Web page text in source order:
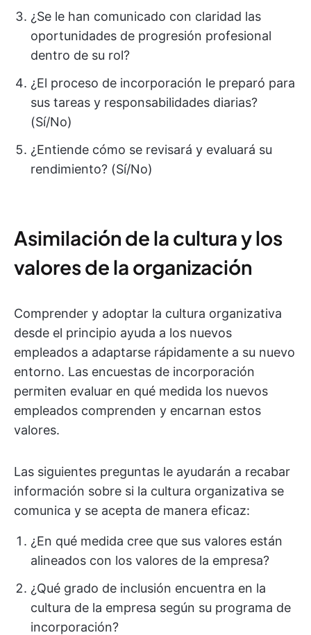
¿Se le han comunicado con claridad las
oportunidades de progresión profesional
dentro de su rol?
¿El proceso de incorporación le preparó para
sus tareas y responsabilidades diarias?
(Sí/No)
¿Entiende cómo se revisará y evaluará su
rendimiento? (Sí/No)
Asimilación de la cultura y los
valores de la organización
Comprender y adoptar la cultura organizativa
desde el principio ayuda a los nuevos
empleados a adaptarse rápidamente a su nuevo
entorno. Las encuestas de incorporación
permiten evaluar en qué medida los nuevos
empleados comprenden y encarnan estos
valores.
Las siguientes preguntas le ayudarán a recabar
información sobre si la cultura organizativa se
comunica y se acepta de manera eficaz:
¿En qué medida cree que sus valores están
alineados con los valores de la empresa?
¿Qué grado de inclusión encuentra en la
cultura de la empresa según su programa de
incorporación?